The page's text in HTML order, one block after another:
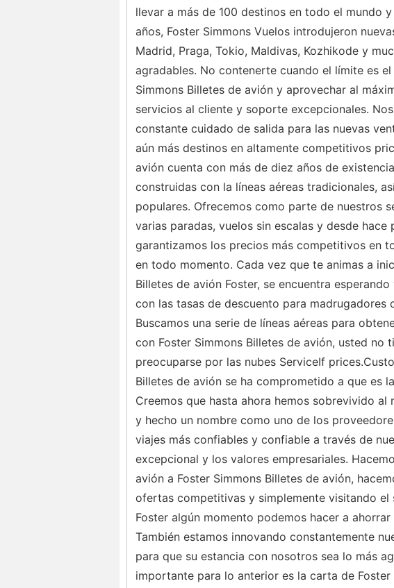
llevar a más de 100 destinos en todo el mundo
años, Foster Simmons Vuelos introdujeron
Madrid, Praga, Tokio, Maldivas, Kozhikode y
agradables. No contenerte cuando el límite es
Simmons Billetes de avión y aprovechar al
servicios al cliente y soporte excepcionales.
constante cuidado de salida para las nuevas
aún más destinos en altamente competitivos
avión cuenta con más de diez años de
construidas con la líneas aéreas tradicionales,
populares. Ofrecemos como parte de nuestros
varias paradas, vuelos sin escalas y desde
garantizamos los precios más competitivos en
en todo momento. Cada vez que te animas a
Billetes de avión Foster, se encuentra
con las tasas de descuento para madrugadores
Buscamos una serie de líneas aéreas para
con Foster Simmons Billetes de avión, usted no
preocuparse por las nubes ServiceIf
Billetes de avión se ha comprometido a que es
Creemos que hasta ahora hemos sobrevivido
y hecho un nombre como uno de los
viajes más confiables y confiable a través de
excepcional y los valores empresariales.
avión a Foster Simmons Billetes de avión,
ofertas competitivas y simplemente visitando
Foster algún momento podemos hacer a
También estamos innovando constantemente
para que su estancia con nosotros sea lo más
importante para lo anterior es la carta de